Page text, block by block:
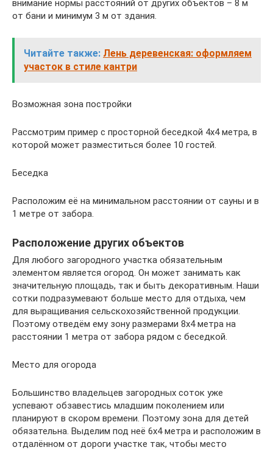
внимание нормы расстояний от других объектов – 8 м
от бани и минимум 3 м от здания.
Читайте также: Лень деревенская: оформляем
участок в стиле кантри
Возможная зона постройки
Рассмотрим пример с просторной беседкой 4х4 метра, в
которой может разместиться более 10 гостей.
Беседка
Расположим её на минимальном расстоянии от сауны и в
1 метре от забора.
Расположение других объектов
Для любого загородного участка обязательным
элементом является огород. Он может занимать как
значительную площадь, так и быть декоративным. Наши
сотки подразумевают больше место для отдыха, чем
для выращивания сельскохозяйственной продукции.
Поэтому отведём ему зону размерами 8х4 метра на
расстоянии 1 метра от забора рядом с беседкой.
Место для огорода
Большинство владельцев загородных соток уже
успевают обзавестись младшим поколением или
планируют в скором времени. Поэтому зона для детей
обязательна. Выделим под неё 6х4 метра и расположим в
отдалённом от дороги участке так, чтобы место